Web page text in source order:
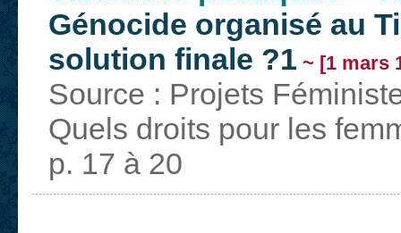
Génocide organisé au
solution finale ?1 ~ [1 mars
Source : Projets
Quels droits pour les
p. 17 à 20